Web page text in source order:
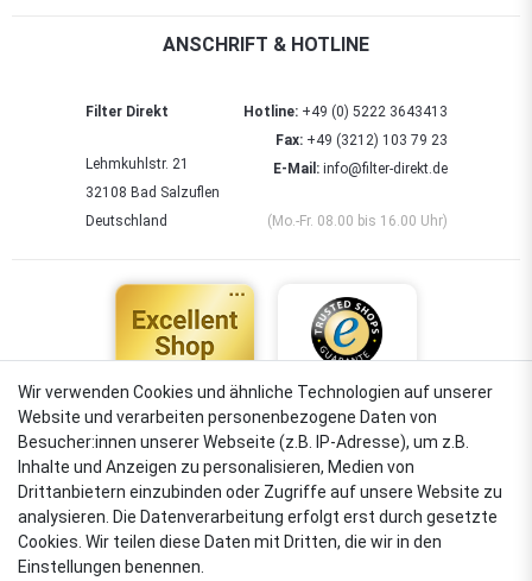
ANSCHRIFT & HOTLINE
Filter Direkt
Lehmkuhlstr. 21
32108 Bad Salzuflen
Deutschland
Hotline:+49 (0) 5222 3643413
Fax:+49 (3212) 103 79 23
E-Mail:info@filter-direkt.de
(Mo.-Fr. 08.00 bis 16.00 Uhr)
4,88
Sehr gut
VERSANDARTEN
Wir verwenden Cookies und ähnliche Technologien auf unserer
Website und verarbeiten personenbezogene Daten von
Besucher:innen unserer Webseite (z.B. IP-Adresse), um z.B.
Inhalte und Anzeigen zu personalisieren, Medien von
Drittanbietern einzubinden oder Zugriffe auf unsere Website zu
analysieren. Die Datenverarbeitung erfolgt erst durch gesetzte
Cookies. Wir teilen diese Daten mit Dritten, die wir in den
Einstellungen benennen.